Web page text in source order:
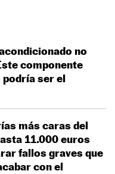
no
componente
podría ser el
más caras del
11.000 euros
fallos graves que
con el